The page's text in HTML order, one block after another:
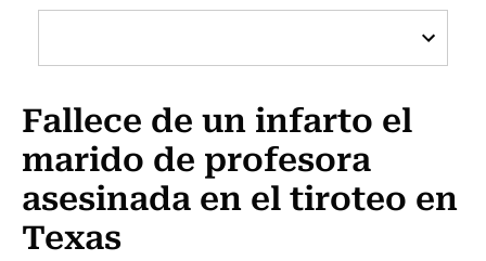
Cultura
Programas Radio y TV Usach
Fallece de un infarto el
marido de profesora
asesinada en el tiroteo en
Texas